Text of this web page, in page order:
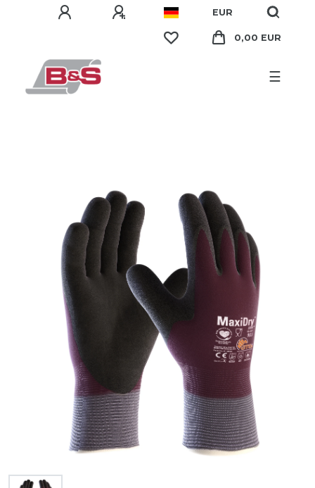
EUR
0,00 EUR
☰